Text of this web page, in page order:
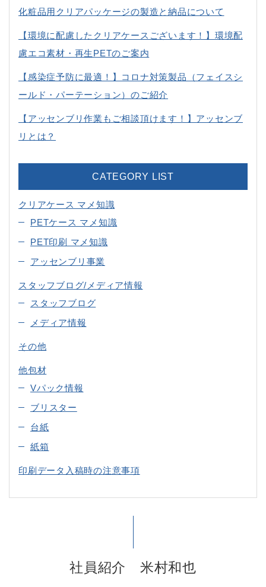
化粧品用クリアパッケージの製造と納品について
【環境に配慮したクリアケースございます！】環境配
慮エコ素材・再生PETのご案内
【感染症予防に最適！】コロナ対策製品（フェイスシ
ールド・パーテーション）のご紹介
【アッセンブリ作業もご相談頂けます！】アッセンブ
リとは？
CATEGORY LIST
クリアケース マメ知識
PETケース マメ知識
PET印刷 マメ知識
アッセンブリ事業
スタッフブログ/メディア情報
スタッフブログ
メディア情報
その他
他包材
Vパック情報
ブリスター
台紙
紙箱
印刷データ入稿時の注意事項
社員紹介 米村和也